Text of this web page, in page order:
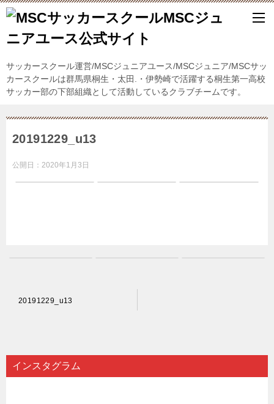
サッカースクール運営/MSCジュニアユース/MSCジュニア/MSCサッ
カースクールは群馬県桐生・太田.・伊勢崎で活躍する桐生第一高校
サッカー部の下部組織として活動しているクラブチームです。
20191229_u13
公開日： 2020年1月3日
ビ
ゲ
20191229_u13
インスタグラム